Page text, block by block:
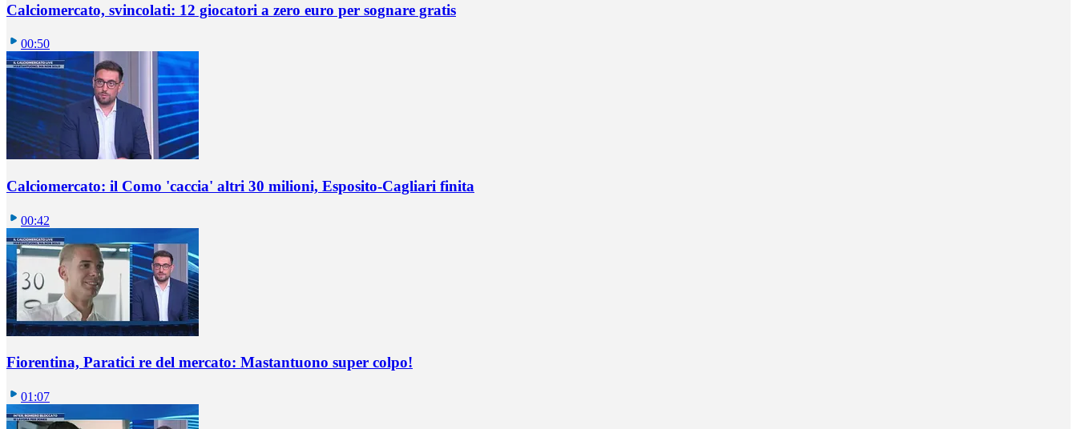
Calciomercato, svincolati: 12 giocatori a zero euro per sognare gratis
00:50
Calciomercato: il Como 'caccia' altri 30 milioni, Esposito-Cagliari finita
00:42
Fiorentina, Paratici re del mercato: Mastantuono super colpo!
01:07